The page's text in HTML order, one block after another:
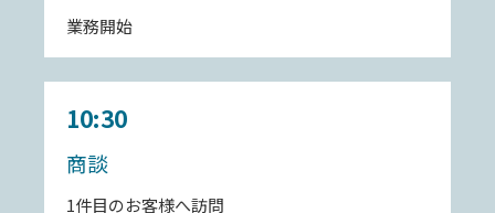
業務開始
10:30
商談
1件目のお客様へ訪問